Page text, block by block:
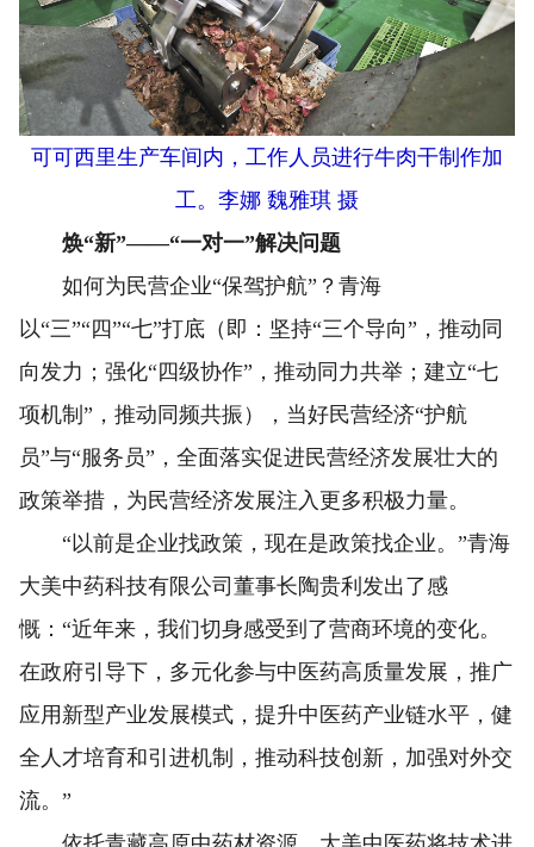
可可西里生产车间内，工作人员进行牛肉干制作加
工。 李娜 魏雅琪 摄
焕“新”——“一对一”解决问题
如何为民营企业“保驾护航”？青海
以“三”“四”“七”打底（即：坚持“三个导向”，推动同
向发力；强化“四级协作”，推动同力共举；建立“七
项机制”，推动同频共振），当好民营经济“护航
员”与“服务员”，全面落实促进民营经济发展壮大的
政策举措，为民营经济发展注入更多积极力量。
“以前是企业找政策，现在是政策找企业。”青海
大美中药科技有限公司董事长陶贵利发出了感
慨：“近年来，我们切身感受到了营商环境的变化。
在政府引导下，多元化参与中医药高质量发展，推广
应用新型产业发展模式，提升中医药产业链水平，健
全人才培育和引进机制，推动科技创新，加强对外交
流。”